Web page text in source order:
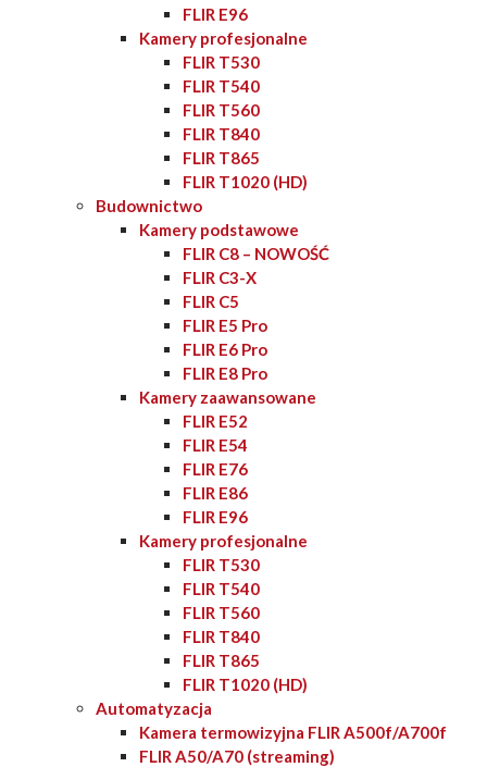
FLIR E96
Kamery profesjonalne
FLIR T530
FLIR T540
FLIR T560
FLIR T840
FLIR T865
FLIR T1020 (HD)
Budownictwo
Kamery podstawowe
FLIR C8 – NOWOŚĆ
FLIR C3-X
FLIR C5
FLIR E5 Pro
FLIR E6 Pro
FLIR E8 Pro
Kamery zaawansowane
FLIR E52
FLIR E54
FLIR E76
FLIR E86
FLIR E96
Kamery profesjonalne
FLIR T530
FLIR T540
FLIR T560
FLIR T840
FLIR T865
FLIR T1020 (HD)
Automatyzacja
Kamera termowizyjna FLIR A500f/A700f
FLIR A50/A70 (streaming)